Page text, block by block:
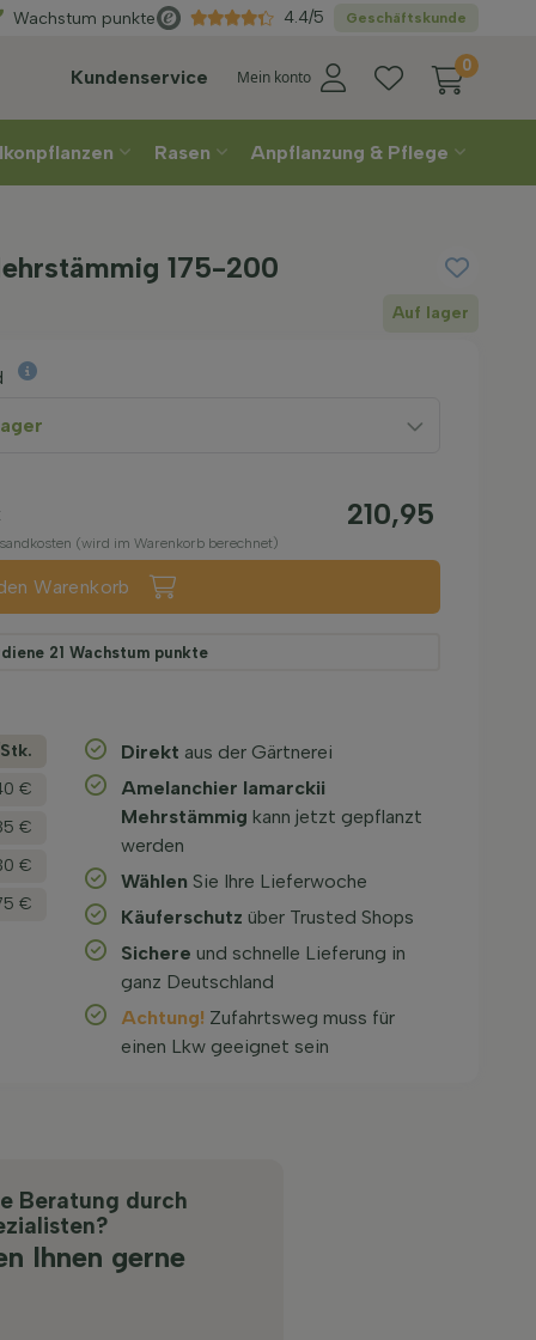
Direktaus der Gärtnerei
Wachstum punkte Geschäftskunde
4.4/5
Kundenservice Mein konto
0
Rasen Anpflanzung & Pflege
175-200
Auf lager
210,95
(wird im Warenkorb berechnet)
Warenkorb
21 Wachstum punkte
€
€
€
€
Direkt aus der Gärtnerei
Amelanchier lamarckii
Mehrstämmig kann jetzt gepflanzt
werden
Wählen Sie Ihre Lieferwoche
Käuferschutz über Trusted Shops
Sichere und schnelle Lieferung in
ganz Deutschland
Achtung! Zufahrtsweg muss für
einen Lkw geeignet sein
Beratung durch
Ihnen gerne